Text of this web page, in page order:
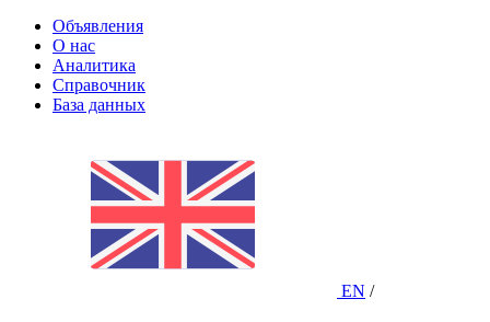
Объявления
О нас
Аналитика
Справочник
База данных
EN /